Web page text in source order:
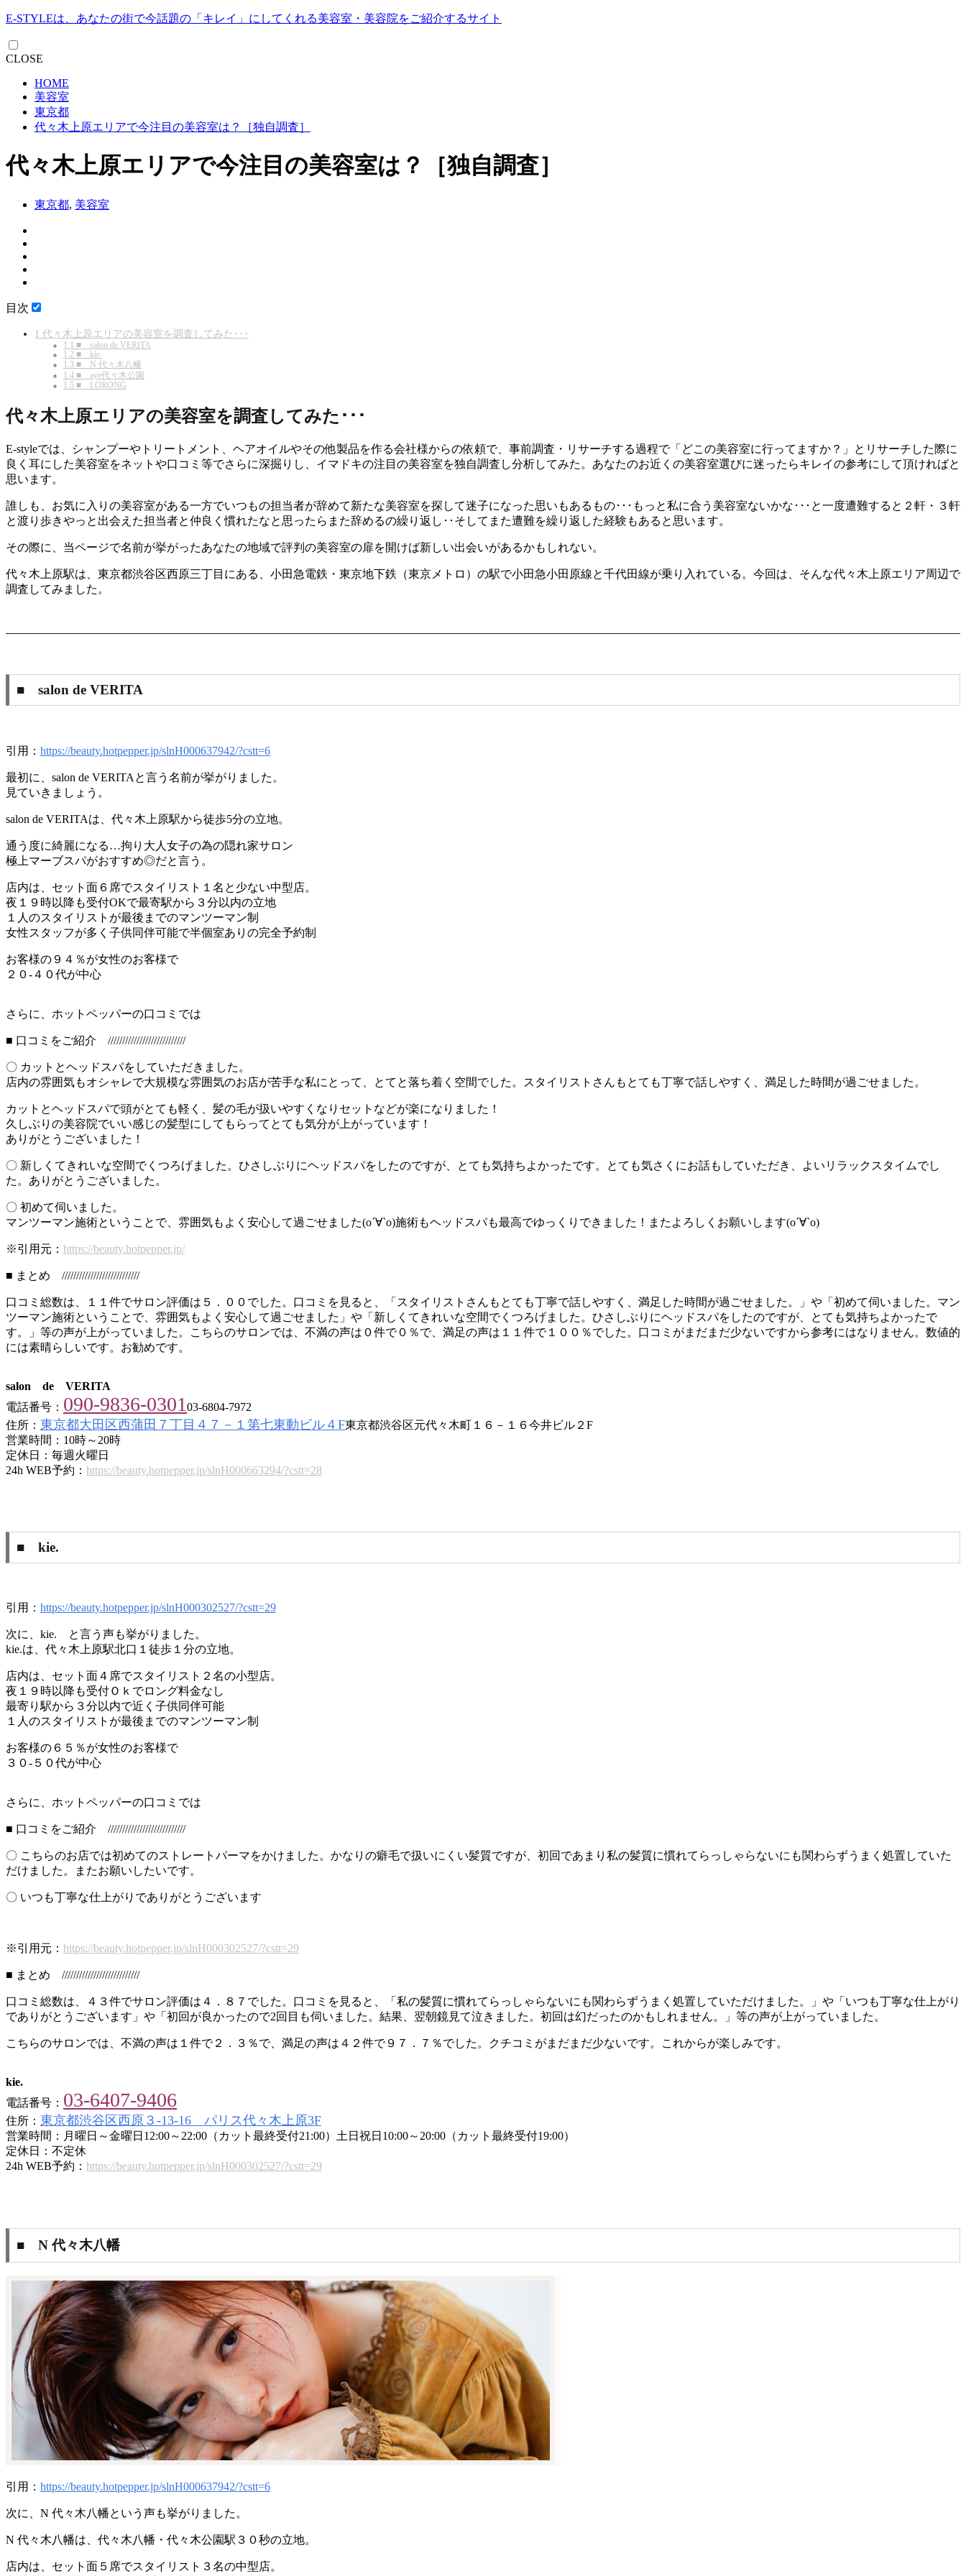
E-STYLEは、あなたの街で今話題の「キレイ」にしてくれる美容室・美容院をご紹介するサイト
CLOSE
HOME
美容室
東京都
代々木上原エリアで今注目の美容室は？［独自調査］
代々木上原エリアで今注目の美容室は？［独自調査］
東京都, 美容室
目次
1 代々木上原エリアの美容室を調査してみた･･･
1.1 ■ salon de VERITA
1.2 ■ kie.
1.3 ■ N 代々木八幡
1.4 ■ aye代々木公園
1.5 ■ LORONG
代々木上原エリアの美容室を調査してみた･･･
E-styleでは、シャンプーやトリートメント、ヘアオイルやその他製品を作る会社様からの依頼で、事前調査・リサーチする過程で「どこの美容室に行ってますか？」とリサーチした際に
良く耳にした美容室をネットや口コミ等でさらに深掘りし、イマドキの注目の美容室を独自調査し分析してみた。あなたのお近くの美容室選びに迷ったらキレイの参考にして頂ければと
思います。
誰しも、お気に入りの美容室がある一方でいつもの担当者が辞めて新たな美容室を探して迷子になった思いもあるもの･･･もっと私に合う美容室ないかな･･･と一度遭難すると２軒・３軒
と渡り歩きやっと出会えた担当者と仲良く慣れたなと思ったらまた辞めるの繰り返し･･そしてまた遭難を繰り返した経験もあると思います。
その際に、当ページで名前が挙がったあなたの地域で評判の美容室の扉を開けば新しい出会いがあるかもしれない。
代々木上原駅は、東京都渋谷区西原三丁目にある、小田急電鉄・東京地下鉄（東京メトロ）の駅で小田急小田原線と千代田線が乗り入れている。今回は、そんな代々木上原エリア周辺で
調査してみました。
■ salon de VERITA
引用： https://beauty.hotpepper.jp/slnH000637942/?cstt=6
最初に、salon de VERITAと言う名前が挙がりました。
見ていきましょう。
salon de VERITAは、代々木上原駅から徒歩5分の立地。
通う度に綺麗になる…拘り大人女子の為の隠れ家サロン
極上マーブスパがおすすめ◎だと言う。
店内は、セット面６席でスタイリスト１名と少ない中型店。
夜１９時以降も受付OKで最寄駅から３分以内の立地
１人のスタイリストが最後までのマンツーマン制
女性スタッフが多く子供同伴可能で半個室ありの完全予約制
お客様の９４％が女性のお客様で
２０-４０代が中心
さらに、ホットペッパーの口コミでは
■ 口コミをご紹介 ///////////////////////////
〇 カットとヘッドスパをしていただきました。
店内の雰囲気もオシャレで大規模な雰囲気のお店が苦手な私にとって、とてと落ち着く空間でした。スタイリストさんもとても丁寧で話しやすく、満足した時間が過ごせました。
カットとヘッドスパで頭がとても軽く、髪の毛が扱いやすくなりセットなどが楽になりました！
久しぶりの美容院でいい感じの髪型にしてもらってとても気分が上がっています！
ありがとうございました！
〇 新しくてきれいな空間でくつろげました。ひさしぶりにヘッドスパをしたのですが、とても気持ちよかったです。とても気さくにお話もしていただき、よいリラックスタイムでし
た。ありがとうございました。
〇 初めて伺いました。
マンツーマン施術ということで、雰囲気もよく安心して過ごせました(о´∀`о)施術もヘッドスパも最高でゆっくりできました！またよろしくお願いします(о´∀`о)
※引用元： https://beauty.hotpepper.jp/
■ まとめ ///////////////////////////
口コミ総数は、１１件でサロン評価は５．００でした。口コミを見ると、「スタイリストさんもとても丁寧で話しやすく、満足した時間が過ごせました。」や「初めて伺いました。マン
ツーマン施術ということで、雰囲気もよく安心して過ごせました」や「新しくてきれいな空間でくつろげました。ひさしぶりにヘッドスパをしたのですが、とても気持ちよかったで
す。」等の声が上がっていました。こちらのサロンでは、不満の声は０件で０％で、満足の声は１１件で１００％でした。口コミがまだまだ少ないですから参考にはなりません。数値的
には素晴らしいです。お勧めです。
salon de VERITA
電話番号： 090-9836-0301 03-6804-7972
住所： 東京都大田区西蒲田７丁目４７－１第七東動ビル４F東京都渋谷区元代々木町１６－１６今井ビル２F
営業時間：10時～20時
定休日：毎週火曜日
24h WEB予約： https://beauty.hotpepper.jp/slnH000663294/?cstt=28
■ kie.
引用： https://beauty.hotpepper.jp/slnH000302527/?cstt=29
次に、kie. と言う声も挙がりました。
kie.は、代々木上原駅北口１徒歩１分の立地。
店内は、セット面４席でスタイリスト２名の小型店。
夜１９時以降も受付Ｏｋでロング料金なし
最寄り駅から３分以内で近く子供同伴可能
１人のスタイリストが最後までのマンツーマン制
お客様の６５％が女性のお客様で
３０-５０代が中心
さらに、ホットペッパーの口コミでは
■ 口コミをご紹介 ///////////////////////////
〇 こちらのお店では初めてのストレートパーマをかけました。かなりの癖毛で扱いにくい髪質ですが、初回であまり私の髪質に慣れてらっしゃらないにも関わらずうまく処置していた
だけました。またお願いしたいです。
〇 いつも丁寧な仕上がりでありがとうございます
※引用元： https://beauty.hotpepper.jp/slnH000302527/?cstt=29
■ まとめ ///////////////////////////
口コミ総数は、４３件でサロン評価は４．８７でした。口コミを見ると、「私の髪質に慣れてらっしゃらないにも関わらずうまく処置していただけました。」や「いつも丁寧な仕上がり
でありがとうございます」や「初回が良かったので2回目も伺いました。結果、翌朝鏡見て泣きました。初回は幻だったのかもしれません。」等の声が上がっていました。
こちらのサロンでは、不満の声は１件で２．３％で、満足の声は４２件で９７．７％でした。クチコミがまだまだ少ないです。これからが楽しみです。
kie.
電話番号： 03-6407-9406
住所： 東京都渋谷区西原３-13-16 パリス代々木上原3F
営業時間：月曜日～金曜日12:00～22:00（カット最終受付21:00）土日祝日10:00～20:00（カット最終受付19:00）
定休日：不定休
24h WEB予約： https://beauty.hotpepper.jp/slnH000302527/?cstt=29
■ N 代々木八幡
引用： https://beauty.hotpepper.jp/slnH000637942/?cstt=6
次に、N 代々木八幡という声も挙がりました。
N 代々木八幡は、代々木八幡・代々木公園駅３０秒の立地。
店内は、セット面５席でスタイリスト３名の中型店。